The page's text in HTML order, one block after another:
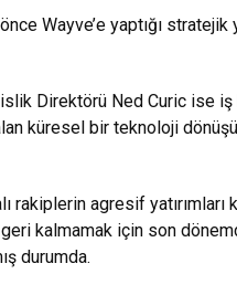
Wayve’e yaptığı stratejik
Direktörü Ned Curic ise
küresel bir teknoloji
rakiplerin agresif yatırımları
kalmamak için son
durumda.